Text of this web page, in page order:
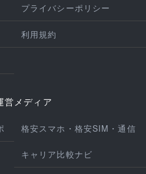
プライバシーポリシー
利用規約
営メディア
格安スマホ・格安SIM・通信
キャリア比較ナビ